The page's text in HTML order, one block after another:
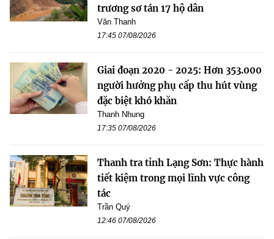
trương sơ tán 17 hộ dân
Văn Thanh
17:45 07/08/2026
Giai đoạn 2020 - 2025: Hơn 353.000
người hưởng phụ cấp thu hút vùng
đặc biệt khó khăn
Thanh Nhung
17:35 07/08/2026
Thanh tra tỉnh Lạng Sơn: Thực hành
tiết kiệm trong mọi lĩnh vực công
tác
Trần Quý
12:46 07/08/2026